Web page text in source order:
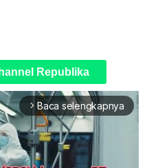
Republika
arrow_forward_ios Baca selengkapnya